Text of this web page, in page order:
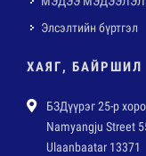
Элсэлтийн бүртгэл
ХАЯГ, БАЙРШИЛ
БЗДүүрэг 25-р
Namyangju Street
Ulaanbaatar 13371